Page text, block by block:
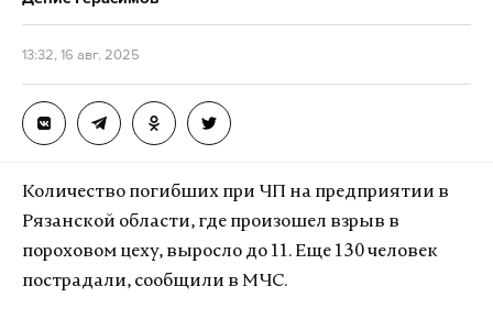
13:32, 16 авг. 2025
Количество погибших при ЧП на предприятии в
Рязанской области, где произошел взрыв в
пороховом цеху, выросло до 11. Еще 130 человек
пострадали, сообщили в МЧС.